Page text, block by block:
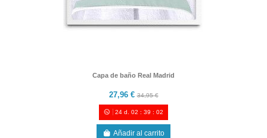
Capa de baño Real Madrid
27,96 €34,95 €
24 d. 02 :39 :00
Añadir al carrito